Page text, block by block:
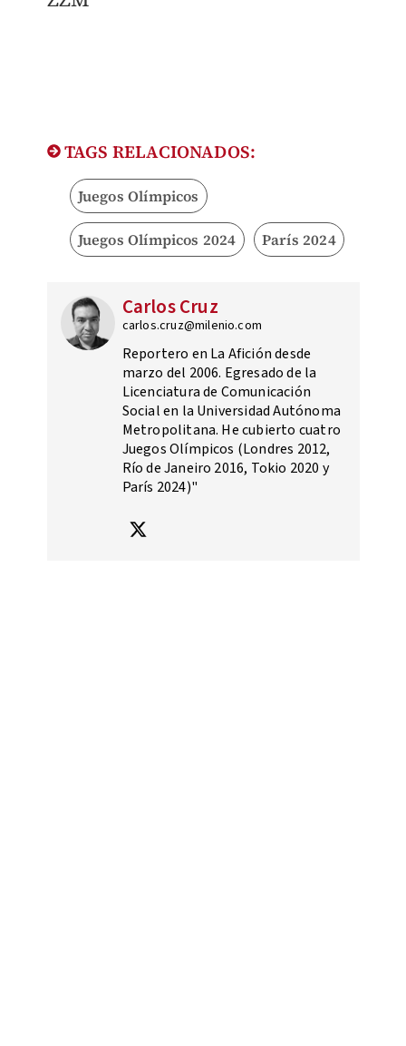
TAGS RELACIONADOS:
Juegos Olímpicos
Juegos Olímpicos 2024 París 2024
Carlos Cruz
carlos.cruz@milenio.com
Reportero en La Afición desde
marzo del 2006. Egresado de la
Licenciatura de Comunicación
Social en la Universidad Autónoma
Metropolitana. He cubierto cuatro
Juegos Olímpicos (Londres 2012,
Río de Janeiro 2016, Tokio 2020 y
París 2024)"